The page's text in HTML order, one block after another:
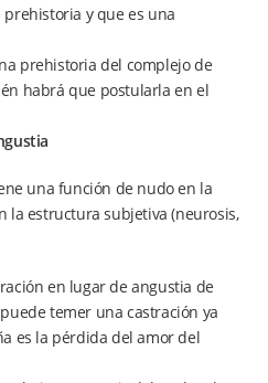
y que es una
prehistoria del complejo de
habrá que postularla en el
una función de nudo en la
la estructura subjetiva (neurosis,
en lugar de angustia de
temer una castración ya
es la pérdida del amor del